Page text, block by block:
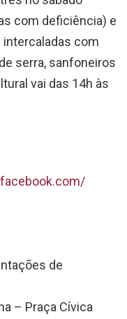
com deficiência) e
com
serra, sanfoneiros
vai das 14h às
de
– Praça Cívica